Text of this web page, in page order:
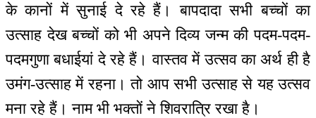
के कानों में सुनाई दे रहे हैं। बापदादा सभी बच्चों का
उत्साह देख बच्चों को भी अपने दिव्य जन्म की पदम-पदम-
पदमगुणा बधाईयां दे रहे हैं। वास्तव में उत्सव का अर्थ ही है
उमंग-उत्साह में रहना। तो आप सभी उत्साह से यह उत्सव
मना रहे हैं। नाम भी भक्तों ने शिवरात्रि रखा है।